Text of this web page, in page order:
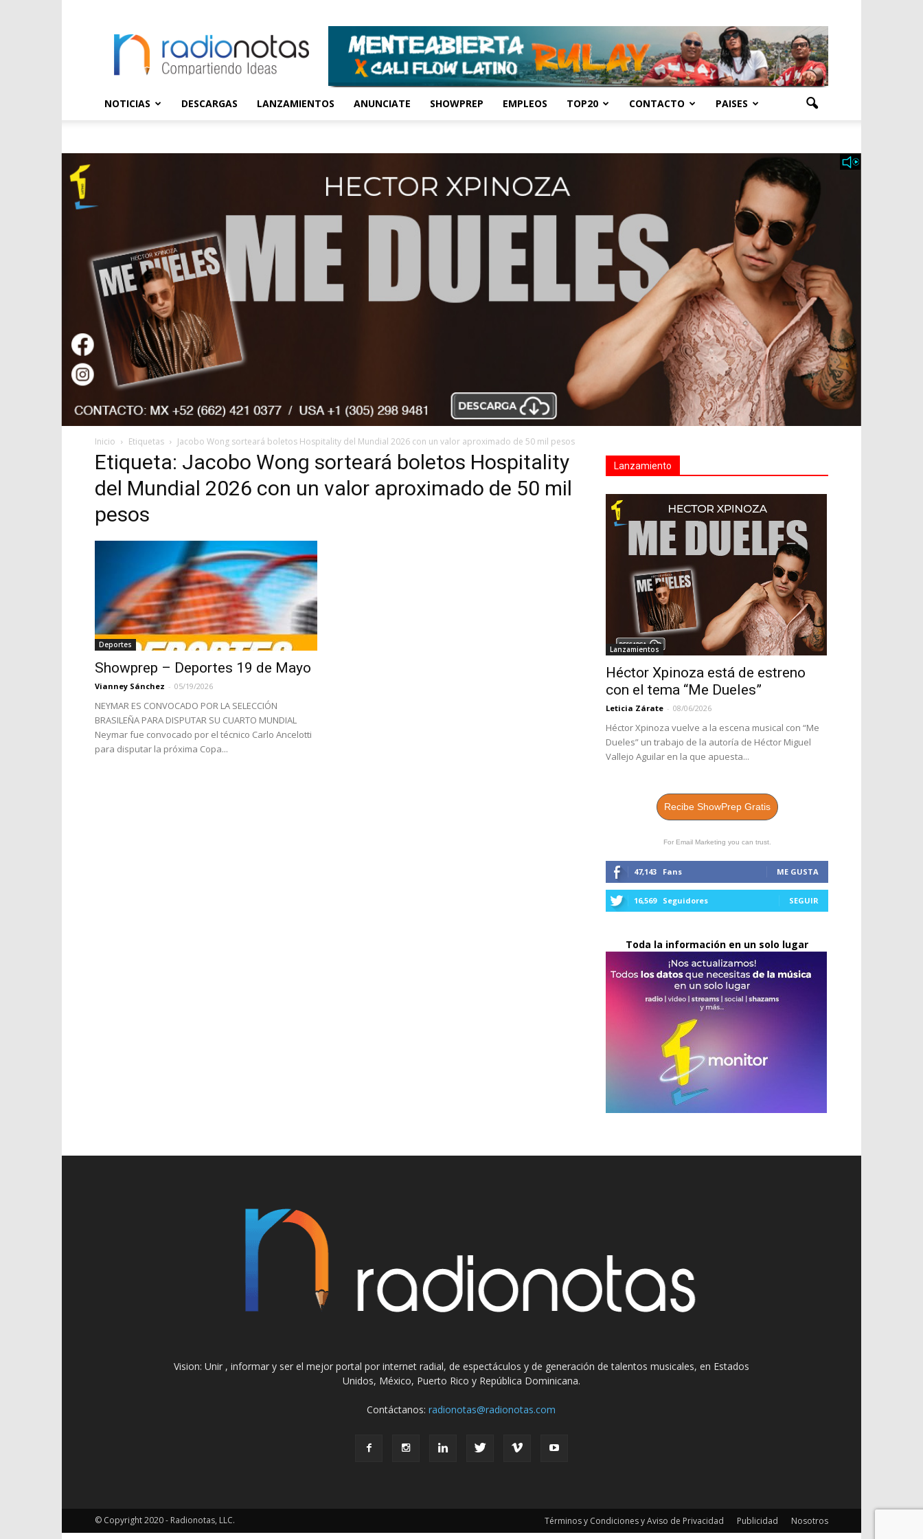
NOTICIAS DESCARGAS LANZAMIENTOS ANUNCIATE SHOWPREP EMPLEOS TOP20 CONTACTO PAISES
Inicio Etiquetas Jacobo Wong sorteará boletos Hospitality del Mundial 2026 con un valor aproximado de 50 mil pesos
Etiqueta: Jacobo Wong sorteará boletos Hospitality
del Mundial 2026 con un valor aproximado de 50 mil
pesos
Deportes
Showprep – Deportes 19 de Mayo
Vianney Sánchez - 05/19/2026
NEYMAR ES CONVOCADO POR LA SELECCIÓN
BRASILEÑA PARA DISPUTAR SU CUARTO MUNDIAL
Neymar fue convocado por el técnico Carlo Ancelotti
para disputar la próxima Copa...
Lanzamiento
Lanzamientos
Héctor Xpinoza está de estreno
con el tema “Me Dueles”
Leticia Zárate - 08/06/2026
Héctor Xpinoza vuelve a la escena musical con “Me
Dueles” un trabajo de la autoría de Héctor Miguel
Vallejo Aguilar en la que apuesta...
Recibe ShowPrep Gratis
For Email Marketing you can trust.
47,143 Fans ME GUSTA
16,569 Seguidores SEGUIR
Toda la información en un solo lugar
Vision: Unir , informar y ser el mejor portal por internet radial, de espectáculos y de generación de talentos musicales, en Estados
Unidos, México, Puerto Rico y República Dominicana.
Contáctanos:radionotas@radionotas.com
Términos y Condiciones y Aviso de Privacidad Publicidad Nosotros
© Copyright 2020 - Radionotas, LLC.